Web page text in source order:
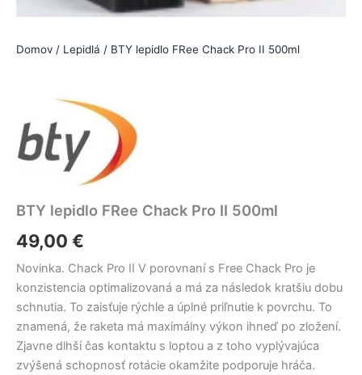
Domov / Lepidlá / BTY lepidlo FRee Chack Pro II 500ml
BTY lepidlo FRee Chack Pro II 500ml
49,00 €
Novinka. Chack Pro II V porovnaní s Free Chack Pro je
konzistencia optimalizovaná a má za následok kratšiu dobu
schnutia. To zaisťuje rýchle a úplné priľnutie k povrchu. To
znamená, že raketa má maximálny výkon ihneď po zložení.
Zjavne dlhší čas kontaktu s loptou a z toho vyplývajúca
zvýšená schopnosť rotácie okamžite podporuje hráča.